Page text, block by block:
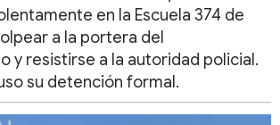
en la Escuela 374 de
a la portera del
y resistirse a la autoridad policial.
su detención formal.